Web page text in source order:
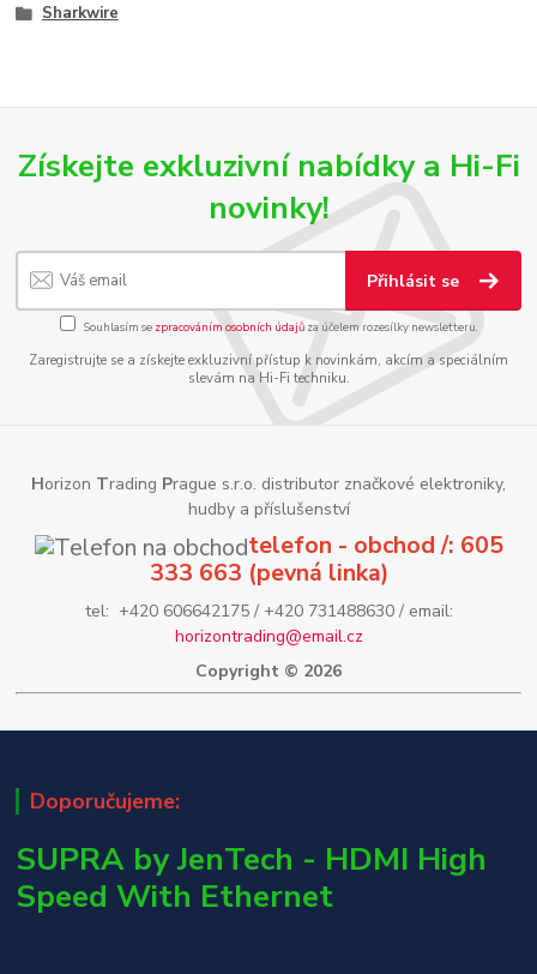
Sharkwire
Získejte exkluzivní nabídky a Hi-Fi
novinky!
Přihlásit se
Souhlasím se zpracováním osobních údajůza účelem rozesílky newsletteru.
Zaregistrujte se a získejte exkluzivní přístup k novinkám, akcím a speciálním
slevám na Hi-Fi techniku.
Horizon Trading Prague s.r.o. distributor značkové elektroniky,
hudby a příslušenství
telefon - obchod /: 605
333 663 (pevná linka)
tel: +420 606642175 / +420 731488630 / email:
horizontrading@email.cz
Copyright © 2026
Doporučujeme:
SUPRA by JenTech - HDMI High
Speed With Ethernet